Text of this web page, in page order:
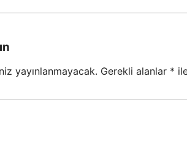
yayınlanmayacak. Gerekli alanlar *